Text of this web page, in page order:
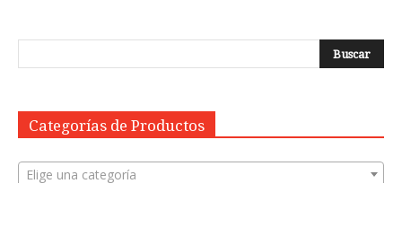
Categorías de Productos
Elige una categoría